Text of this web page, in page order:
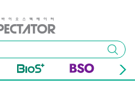
터
검색